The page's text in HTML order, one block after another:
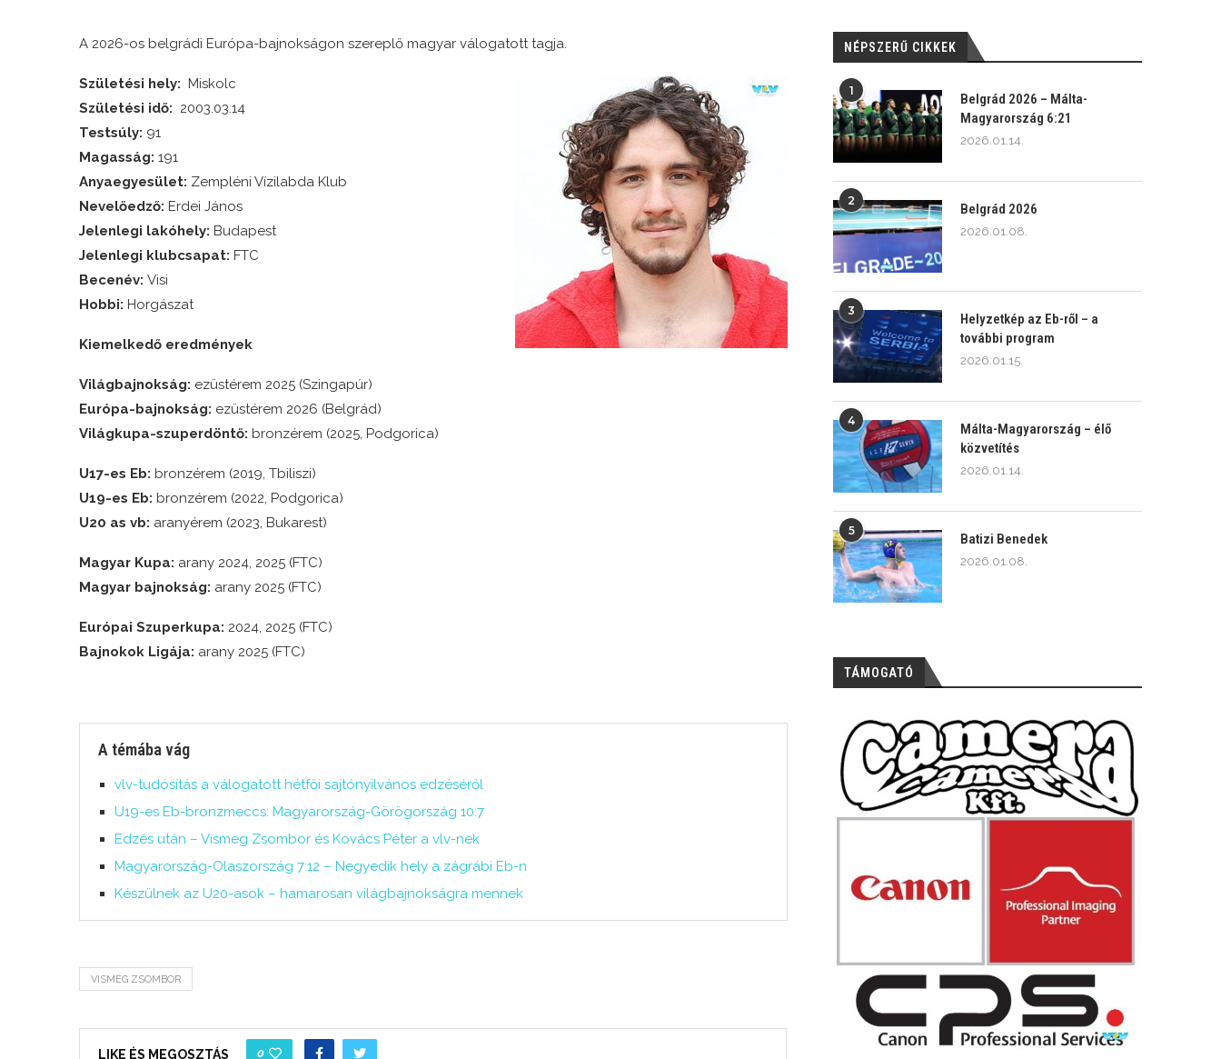
A 2026-os belgrádi Európa-bajnokságon szereplő magyar válogatott tagja.
Születési hely: Miskolc
Születési idő: 2003.03.14
Testsúly: 91
Magasság: 191
Anyaegyesület: Zempléni Vízilabda Klub
Nevelőedző: Erdei János
Jelenlegi lakóhely: Budapest
Jelenlegi klubcsapat: FTC
Becenév: Visi
Hobbi: Horgászat
Kiemelkedő eredmények
Világbajnokság: ezüstérem 2025 (Szingapúr)
Európa-bajnokság: ezüstérem 2026 (Belgrád)
Világkupa-szuperdöntő: bronzérem (2025, Podgorica)
U17-es Eb: bronzérem (2019, Tbiliszi)
U19-es Eb: bronzérem (2022, Podgorica)
U20 as vb: aranyérem (2023, Bukarest)
Magyar Kupa: arany 2024, 2025 (FTC)
Magyar bajnokság: arany 2025 (FTC)
Európai Szuperkupa: 2024, 2025 (FTC)
Bajnokok Ligája: arany 2025 (FTC)
A témába vág
vlv-tudósítás a válogatott hétfői sajtónyilvános edzéséről
U19-es Eb-bronzmeccs: Magyarország-Görögország 10:7
Edzés után – Vismeg Zsombor és Kovács Péter a vlv-nek
Magyarország-Olaszország 7:12 – Negyedik hely a zágrábi Eb-n
Készülnek az U20-asok – hamarosan világbajnokságra mennek
VISMEG ZSOMBOR
LIKE ÉS MEGOSZTÁS 0
NÉPSZERŰ CIKKEK
1
Belgrád 2026 – Málta-
Magyarország 6:21
2026.01.14.
2
Belgrád 2026
2026.01.08.
3
Helyzetkép az Eb-ről – a
további program
2026.01.15.
4
Málta-Magyarország – élő
közvetítés
2026.01.14.
5
Batizi Benedek
2026.01.08.
TÁMOGATÓ